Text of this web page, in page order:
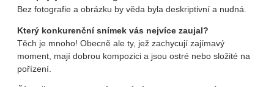
Bez fotografie a obrázku by věda byla deskriptivní a nudná.
Který konkurenční snímek vás nejvíce zaujal?
Těch je mnoho! Obecně ale ty, jež zachycují zajímavý
moment, mají dobrou kompozici a jsou ostré nebo složité na
pořízení.